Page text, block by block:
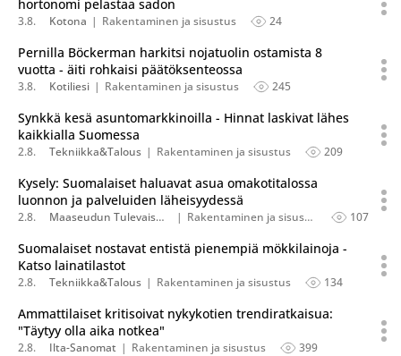
hortonomi pelastaa sadon
3.8. Kotona Rakentaminen ja sisustus 24
Pernilla Böckerman harkitsi nojatuolin ostamista 8
vuotta - äiti rohkaisi päätöksenteossa
3.8. Kotiliesi Rakentaminen ja sisustus 245
Synkkä kesä asuntomarkkinoilla - Hinnat laskivat lähes
kaikkialla Suomessa
2.8. Tekniikka&Talous Rakentaminen ja sisustus 209
Kysely: Suomalaiset haluavat asua omakotitalossa
luonnon ja palveluiden läheisyydessä
2.8. Maaseudun Tulevaisuus Rakentaminen ja sisustus 107
Suomalaiset nostavat entistä pienempiä mökkilainoja -
Katso lainatilastot
2.8. Tekniikka&Talous Rakentaminen ja sisustus 134
Ammattilaiset kritisoivat nykykotien trendiratkaisua:
"Täytyy olla aika notkea"
2.8. Ilta-Sanomat Rakentaminen ja sisustus 399